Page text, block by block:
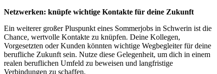
Netzwerken: knüpfe wichtige Kontakte für deine Zukunft
Ein weiterer großer Pluspunkt eines Sommerjobs in Schwerin ist die
Chance, wertvolle Kontakte zu knüpfen. Deine Kollegen,
Vorgesetzten oder Kunden könnten wichtige Wegbegleiter für deine
berufliche Zukunft sein. Nutze diese Gelegenheit, um dich in einem
realen beruflichen Umfeld zu beweisen und langfristige
Verbindungen zu schaffen.